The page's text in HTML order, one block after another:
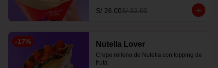
S/ 26.00S/ 32.00
-17% Nutella Lover
Crepe relleno de Nutella con topping de
fruta